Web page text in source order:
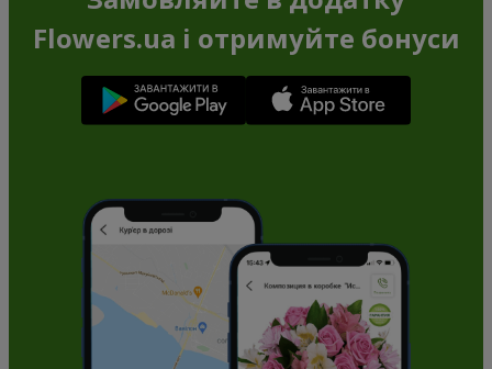
Flowers.ua і отримуйте бонуси